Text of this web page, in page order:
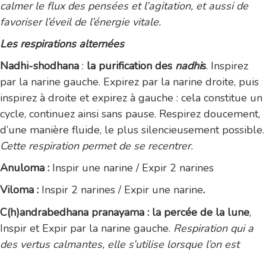
calmer le flux des pensées et l’agitation, et aussi de
favoriser l’éveil de l’énergie vitale.
Les respirations alternées
Nadhi-shodhana : la purification des nadhis. Inspirez
par la narine gauche. Expirez par la narine droite, puis
inspirez à droite et expirez à gauche : cela constitue un
cycle, continuez ainsi sans pause. Respirez doucement,
d’une manière fluide, le plus silencieusement possible.
Cette respiration permet de se recentrer.
Anuloma : Inspir une narine / Expir 2 narines
Viloma : Inspir 2 narines / Expir une narine.
C(h)andrabedhana pranayama : la percée de la lune,
Inspir et Expir par la narine gauche. Respiration qui a
des vertus calmantes, elle s’utilise lorsque l’on est